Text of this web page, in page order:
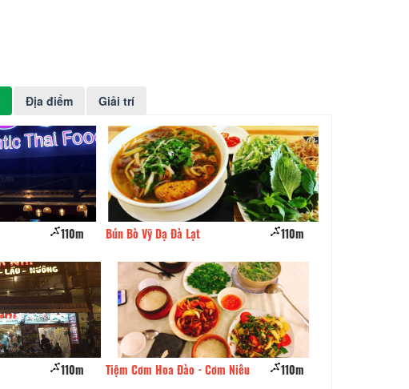
Địa điểm Giải trí
110m
110m
Bún Bò Vỹ Dạ Đà Lạt 110m
Tiệm Cơm Hoa Đào - Cơm Niêu 110m